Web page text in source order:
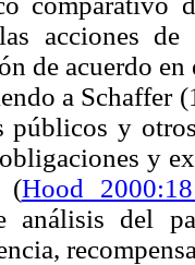
acciones
de acuerdo
a Schaffer
públicos y
y
(Hood
análisis del